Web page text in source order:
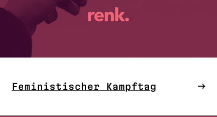
Feministischer Kampftag